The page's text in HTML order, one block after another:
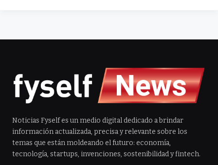
Noticias Fyself es un medio digital dedicado a brindar
información actualizada, precisa y relevante sobre los
temas que están moldeando el futuro: economía,
tecnología, startups, invenciones, sostenibilidad y fintech.